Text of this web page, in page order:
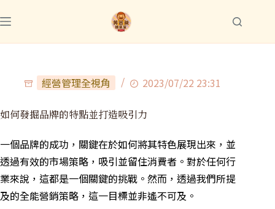
經營管理全視角 2023/07/22 23:31
如何發掘品牌的特點並打造吸引力
一個品牌的成功，關鍵在於如何將其特色展現出來，並
透過有效的市場策略，吸引並留住消費者。對於任何行
業來說，這都是一個關鍵的挑戰。然而，透過我們所提
及的全能營銷策略，這一目標並非遙不可及。